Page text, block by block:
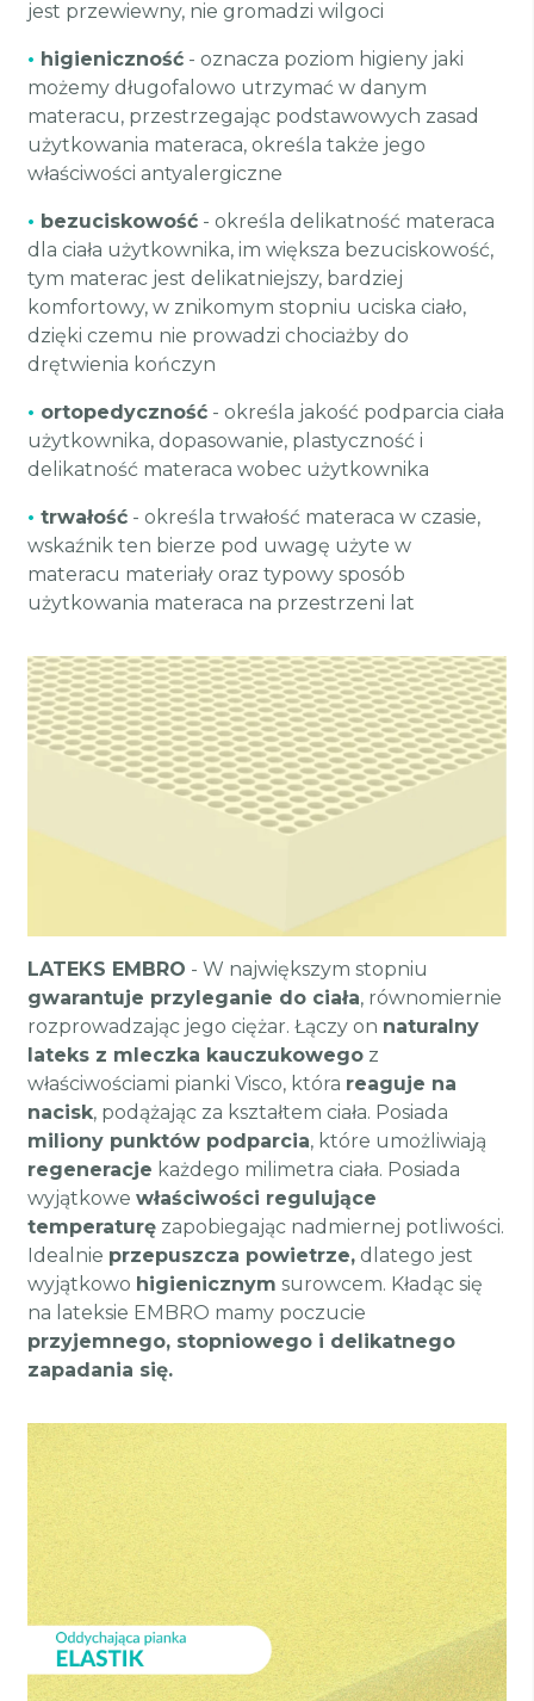
jest przewiewny, nie gromadzi wilgoci
• higieniczność - oznacza poziom higieny jaki
możemy długofalowo utrzymać w danym
materacu, przestrzegając podstawowych zasad
użytkowania materaca, określa także jego
właściwości antyalergiczne
• bezuciskowość - określa delikatność materaca
dla ciała użytkownika, im większa bezuciskowość,
tym materac jest delikatniejszy, bardziej
komfortowy, w znikomym stopniu uciska ciało,
dzięki czemu nie prowadzi chociażby do
drętwienia kończyn
• ortopedyczność - określa jakość podparcia ciała
użytkownika, dopasowanie, plastyczność i
delikatność materaca wobec użytkownika
• trwałość - określa trwałość materaca w czasie,
wskaźnik ten bierze pod uwagę użyte w
materacu materiały oraz typowy sposób
użytkowania materaca na przestrzeni lat
LATEKS EMBRO - W największym stopniu
gwarantuje przyleganie do ciała, równomiernie
rozprowadzając jego ciężar. Łączy on naturalny
lateks z mleczka kauczukowego z
właściwościami pianki Visco, która reaguje na
nacisk, podążając za kształtem ciała. Posiada
miliony punktów podparcia, które umożliwiają
regeneracje każdego milimetra ciała. Posiada
wyjątkowe właściwości regulujące
temperaturę zapobiegając nadmiernej potliwości.
Idealnie przepuszcza powietrze, dlatego jest
wyjątkowo higienicznym surowcem. Kładąc się
na lateksie EMBRO mamy poczucie
przyjemnego, stopniowego i delikatnego
zapadania się.